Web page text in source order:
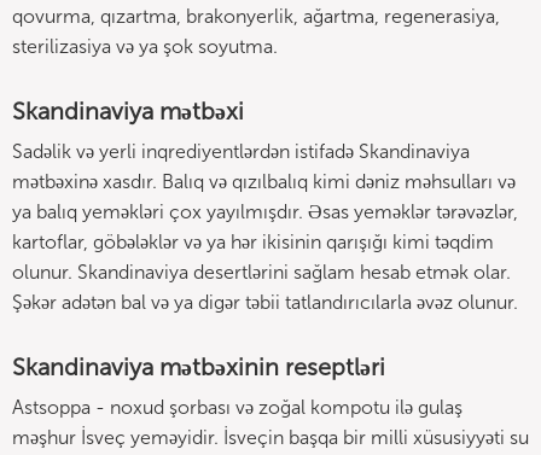
qovurma, qızartma, brakonyerlik, ağartma, regenerasiya,
sterilizasiya və ya şok soyutma.
Skandinaviya mətbəxi
Sadəlik və yerli inqrediyentlərdən istifadə Skandinaviya
mətbəxinə xasdır. Balıq və qızılbalıq kimi dəniz məhsulları və
ya balıq yeməkləri çox yayılmışdır. Əsas yeməklər tərəvəzlər,
kartoflar, göbələklər və ya hər ikisinin qarışığı kimi təqdim
olunur. Skandinaviya desertlərini sağlam hesab etmək olar.
Şəkər adətən bal və ya digər təbii tatlandırıcılarla əvəz olunur.
Skandinaviya mətbəxinin reseptləri
Astsoppa - noxud şorbası və zoğal kompotu ilə gulaş
məşhur İsveç yeməyidir. İsveçin başqa bir milli xüsusiyyəti su